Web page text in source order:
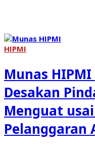
HIPMI
Munas
Desakan
Menguat
Pelanggaran